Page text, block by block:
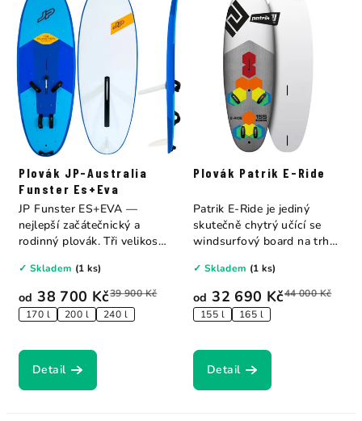
Plovák JP-Australia
Funster Es+Eva
od 38 700 Kč39 900 Kč
170 l 200 l 240 l
✓ Skladem (1 ks)
Detail
JP Funster ES+EVA —
nejlepší začátečnický a
rodinný plovák. Tři velikosti:
Plovák Patrik E-Ride
od 32 690 Kč44 000 Kč
155 l 165 l
✓ Skladem (1 ks)
Detail
Patrik E-Ride je jediný
skutečně chytrý učící se
windsurfový board na trhu